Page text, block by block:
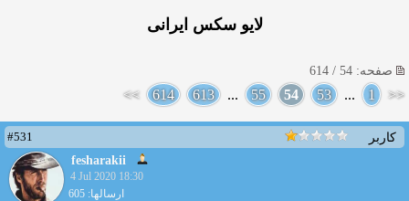
لایو سکس ایرانی
صفحه: 54 / 614
<<
1
...
53
54
55
...
613
614
>>
کاربر
#531
fesharakii
4 Jul 2020 18:30
ارسالها: 605